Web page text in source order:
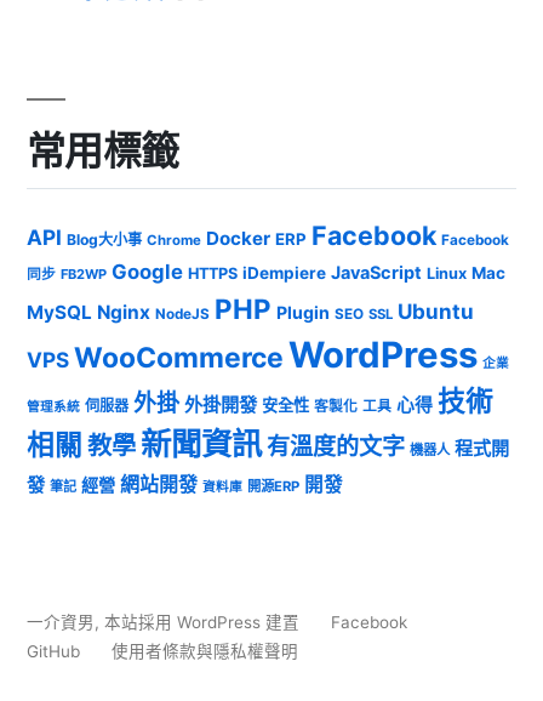
常用標籤
API Blog大小事 Chrome Docker ERP Facebook Facebook
同步 FB2WP Google HTTPS iDempiere JavaScript Linux Mac
MySQL Nginx NodeJS PHP Plugin SEO SSL Ubuntu
VPSWooCommerceWordPress 企業
管理系統 伺服器 外掛 外掛開發 安全性 客製化 工具 心得 技術
相關 教學 新聞資訊有溫度的文字 機器人 程式開
發 筆記 經營 網站開發 資料庫 開源ERP 開發
一介資男, 本站採用 WordPress 建置
Facebook
GitHub
使用者條款與隱私權聲明